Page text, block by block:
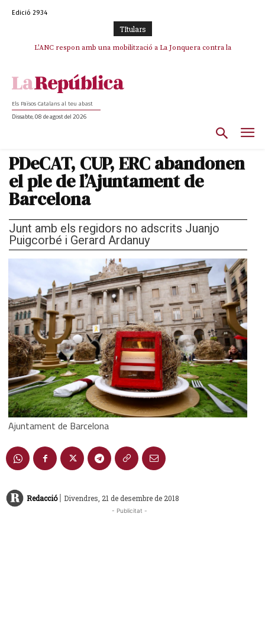
Edició 2934
TItulars
L’ANC respon amb una mobilització a La Jonquera contra la
SOS Costa Brava es planta contra la “nefasta” prolongació de la C-32 i
Els Països Catalans al teu abast
Dissabte, 08 de agost del 2026
PDeCAT, CUP, ERC abandonen
el ple de l’Ajuntament de
Barcelona
Junt amb els regidors no adscrits Juanjo
Puigcorbé i Gerard Ardanuy
Ajuntament de Barcelona
Redacció | Divendres, 21 de desembre de 2018
- Publicitat -